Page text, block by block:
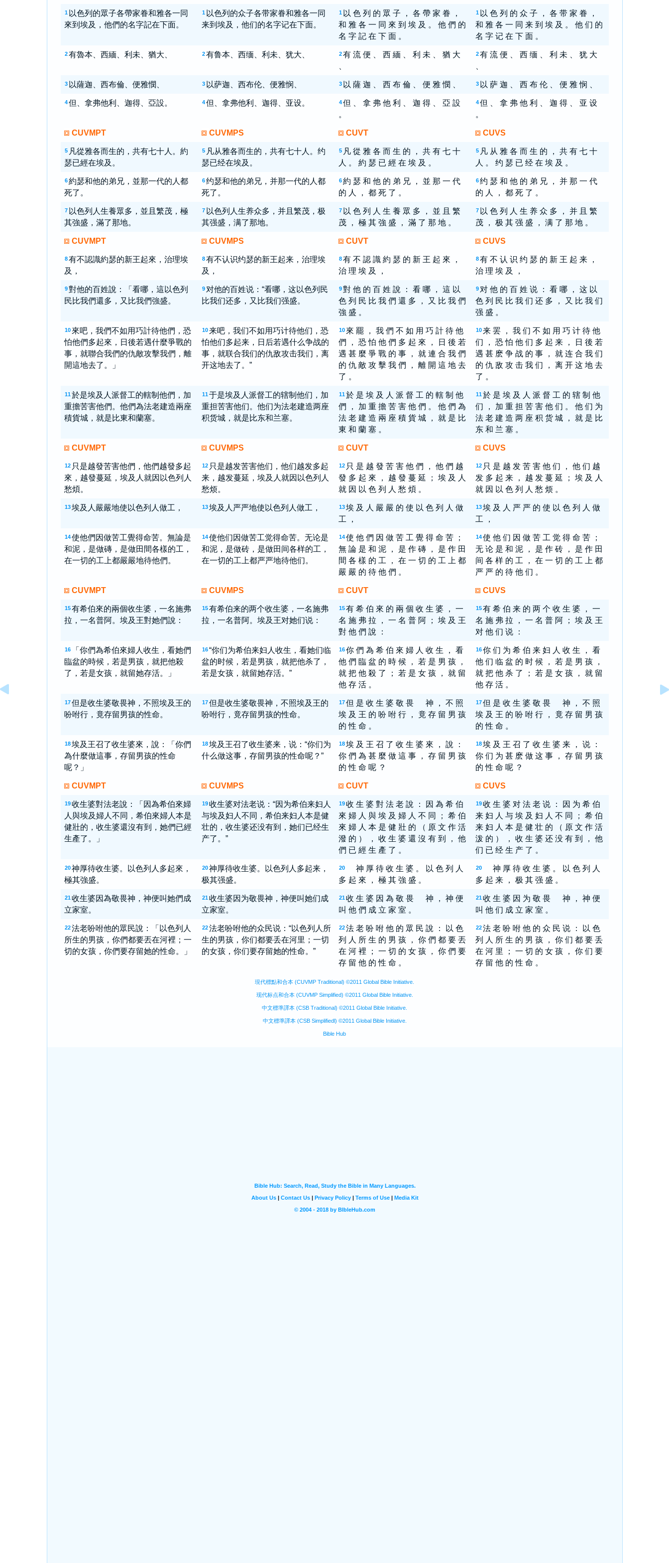
1 以色列的眾子各帶家眷和雅各一同
來到埃及，他們的名字記在下面。
1 以色列的众子各带家眷和雅各一同
来到埃及，他们的名字记在下面。
1 以 色 列 的 眾 子 ， 各 帶 家 眷 ，
和 雅 各 一 同 來 到 埃 及 。 他 們 的
名 字 記 在 下 面 。
1 以 色 列 的 众 子 ， 各 带 家 眷 ，
和 雅 各 一 同 来 到 埃 及 。 他 们 的
名 字 记 在 下 面 。
2 有魯本、西緬、利未、猶大、 2 有鲁本、西缅、利未、犹大、 2 有 流 便 、 西 緬 、 利 未 、 猶 大
2 有 流 便 、 西 缅 、 利 未 、 犹 大
3 以薩迦、西布倫、便雅憫、 3 以萨迦、西布伦、便雅悯、 3 以 薩 迦 、 西 布 倫 、 便 雅 憫 、 3 以 萨 迦 、 西 布 伦 、 便 雅 悯 、
4 但、拿弗他利、迦得、亞設。 4 但、拿弗他利、迦得、亚设。 4 但 、 拿 弗 他 利 、 迦 得 、 亞 設
。
4 但 、 拿 弗 他 利 、 迦 得 、 亚 设
。
CUVMPT CUVMPS CUVT CUVS
5 凡從雅各而生的，共有七十人。約
瑟已經在埃及。
5 凡从雅各而生的，共有七十人。约
瑟已经在埃及。
5 凡 從 雅 各 而 生 的 ， 共 有 七 十
人 。 約 瑟 已 經 在 埃 及 。
5 凡 从 雅 各 而 生 的 ， 共 有 七 十
人 。 约 瑟 已 经 在 埃 及 。
6 約瑟和他的弟兄，並那一代的人都
死了。
6 约瑟和他的弟兄，并那一代的人都
死了。
6 約 瑟 和 他 的 弟 兄 ， 並 那 一 代
的 人 ， 都 死 了 。
6 约 瑟 和 他 的 弟 兄 ， 并 那 一 代
的 人 ， 都 死 了 。
7 以色列人生養眾多，並且繁茂，極
其強盛，滿了那地。
7 以色列人生养众多，并且繁茂，极
其强盛，满了那地。
7 以 色 列 人 生 養 眾 多 ， 並 且 繁
茂 ， 極 其 強 盛 ， 滿 了 那 地 。
7 以 色 列 人 生 养 众 多 ， 并 且 繁
茂 ， 极 其 强 盛 ， 满 了 那 地 。
CUVMPT CUVMPS CUVT CUVS
8 有不認識約瑟的新王起來，治理埃
及，
8 有不认识约瑟的新王起来，治理埃
及，
8 有 不 認 識 約 瑟 的 新 王 起 來 ，
治 理 埃 及 ，
8 有 不 认 识 约 瑟 的 新 王 起 来 ，
治 理 埃 及 ，
9 對他的百姓說：「看哪，這以色列
民比我們還多，又比我們強盛。
9 对他的百姓说：“看哪，这以色列民
比我们还多，又比我们强盛。
9 對 他 的 百 姓 說 ： 看 哪 ， 這 以
色 列 民 比 我 們 還 多 ， 又 比 我 們
強 盛 。
9 对 他 的 百 姓 说 ： 看 哪 ， 这 以
色 列 民 比 我 们 还 多 ， 又 比 我 们
强 盛 。
10 來吧，我們不如用巧計待他們，恐
怕他們多起來，日後若遇什麼爭戰的
事，就聯合我們的仇敵攻擊我們，離
開這地去了。」
10 来吧，我们不如用巧计待他们，恐
怕他们多起来，日后若遇什么争战的
事，就联合我们的仇敌攻击我们，离
开这地去了。”
10 來 罷 ， 我 們 不 如 用 巧 計 待 他
們 ， 恐 怕 他 們 多 起 來 ， 日 後 若
遇 甚 麼 爭 戰 的 事 ， 就 連 合 我 們
的 仇 敵 攻 擊 我 們 ， 離 開 這 地 去
了 。
10 来 罢 ， 我 们 不 如 用 巧 计 待 他
们 ， 恐 怕 他 们 多 起 来 ， 日 後 若
遇 甚 麽 争 战 的 事 ， 就 连 合 我 们
的 仇 敌 攻 击 我 们 ， 离 开 这 地 去
了 。
11 於是埃及人派督工的轄制他們，加
重擔苦害他們。他們為法老建造兩座
積貨城，就是比東和蘭塞。
11 于是埃及人派督工的辖制他们，加
重担苦害他们。他们为法老建造两座
积货城，就是比东和兰塞。
11 於 是 埃 及 人 派 督 工 的 轄 制 他
們 ， 加 重 擔 苦 害 他 們 。 他 們 為
法 老 建 造 兩 座 積 貨 城 ， 就 是 比
東 和 蘭 塞 。
11 於 是 埃 及 人 派 督 工 的 辖 制 他
们 ， 加 重 担 苦 害 他 们 。 他 们 为
法 老 建 造 两 座 积 货 城 ， 就 是 比
东 和 兰 塞 。
CUVMPT CUVMPS CUVT CUVS
12 只是越發苦害他們，他們越發多起
來，越發蔓延，埃及人就因以色列人
愁煩。
12 只是越发苦害他们，他们越发多起
来，越发蔓延，埃及人就因以色列人
愁烦。
12 只 是 越 發 苦 害 他 們 ， 他 們 越
發 多 起 來 ， 越 發 蔓 延 ； 埃 及 人
就 因 以 色 列 人 愁 煩 。
12 只 是 越 发 苦 害 他 们 ， 他 们 越
发 多 起 来 ， 越 发 蔓 延 ； 埃 及 人
就 因 以 色 列 人 愁 烦 。
13 埃及人嚴嚴地使以色列人做工， 13 埃及人严严地使以色列人做工， 13 埃 及 人 嚴 嚴 的 使 以 色 列 人 做
工 ，
13 埃 及 人 严 严 的 使 以 色 列 人 做
工 ，
14 使他們因做苦工覺得命苦。無論是
和泥，是做磚，是做田間各樣的工，
在一切的工上都嚴嚴地待他們。
14 使他们因做苦工觉得命苦。无论是
和泥，是做砖，是做田间各样的工，
在一切的工上都严严地待他们。
14 使 他 們 因 做 苦 工 覺 得 命 苦 ；
無 論 是 和 泥 ， 是 作 磚 ， 是 作 田
間 各 樣 的 工 ， 在 一 切 的 工 上 都
嚴 嚴 的 待 他 們 。
14 使 他 们 因 做 苦 工 觉 得 命 苦 ；
无 论 是 和 泥 ， 是 作 砖 ， 是 作 田
间 各 样 的 工 ， 在 一 切 的 工 上 都
严 严 的 待 他 们 。
CUVMPT CUVMPS CUVT CUVS
15 有希伯來的兩個收生婆，一名施弗
拉，一名普阿。埃及王對她們說：
15 有希伯来的两个收生婆，一名施弗
拉，一名普阿。埃及王对她们说：
15 有 希 伯 來 的 兩 個 收 生 婆 ， 一
名 施 弗 拉 ， 一 名 普 阿 ； 埃 及 王
對 他 們 說 ：
15 有 希 伯 来 的 两 个 收 生 婆 ， 一
名 施 弗 拉 ， 一 名 普 阿 ； 埃 及 王
对 他 们 说 ：
16
「你們為希伯來婦人收生，看她們
臨盆的時候，若是男孩，就把他殺
了，若是女孩，就留她存活。」
16 “你们为希伯来妇人收生，看她们临
盆的时候，若是男孩，就把他杀了，
若是女孩，就留她存活。”
16 你 們 為 希 伯 來 婦 人 收 生 ， 看
他 們 臨 盆 的 時 候 ， 若 是 男 孩 ，
就 把 他 殺 了 ； 若 是 女 孩 ， 就 留
他 存 活 。
16 你 们 为 希 伯 来 妇 人 收 生 ， 看
他 们 临 盆 的 时 候 ， 若 是 男 孩 ，
就 把 他 杀 了 ； 若 是 女 孩 ， 就 留
他 存 活 。
17 但是收生婆敬畏神，不照埃及王的
吩咐行，竟存留男孩的性命。
17 但是收生婆敬畏神，不照埃及王的
吩咐行，竟存留男孩的性命。
17 但 是 收 生 婆 敬 畏 神 ， 不 照
埃 及 王 的 吩 咐 行 ， 竟 存 留 男 孩
的 性 命 。
17 但 是 收 生 婆 敬 畏 神 ， 不 照
埃 及 王 的 吩 咐 行 ， 竟 存 留 男 孩
的 性 命 。
18 埃及王召了收生婆來，說：「你們
為什麼做這事，存留男孩的性命
呢？」
18 埃及王召了收生婆来，说：“你们为
什么做这事，存留男孩的性命呢？”
18 埃 及 王 召 了 收 生 婆 來 ， 說 ：
你 們 為 甚 麼 做 這 事 ， 存 留 男 孩
的 性 命 呢 ？
18 埃 及 王 召 了 收 生 婆 来 ， 说 ：
你 们 为 甚 麽 做 这 事 ， 存 留 男 孩
的 性 命 呢 ？
CUVMPT CUVMPS CUVT CUVS
19 收生婆對法老說：「因為希伯來婦
人與埃及婦人不同，希伯來婦人本是
健壯的，收生婆還沒有到，她們已經
生產了。」
19 收生婆对法老说：“因为希伯来妇人
与埃及妇人不同，希伯来妇人本是健
壮的，收生婆还没有到，她们已经生
产了。”
19 收 生 婆 對 法 老 說 ： 因 為 希 伯
來 婦 人 與 埃 及 婦 人 不 同 ； 希 伯
來 婦 人 本 是 健 壯 的 （ 原 文 作 活
潑 的 ） ， 收 生 婆 還 沒 有 到 ， 他
們 已 經 生 產 了 。
19 收 生 婆 对 法 老 说 ： 因 为 希 伯
来 妇 人 与 埃 及 妇 人 不 同 ； 希 伯
来 妇 人 本 是 健 壮 的 （ 原 文 作 活
泼 的 ） ， 收 生 婆 还 没 有 到 ， 他
们 已 经 生 产 了 。
20 神厚待收生婆。以色列人多起來，
極其強盛。
20 神厚待收生婆。以色列人多起来，
极其强盛。
20
神 厚 待 收 生 婆 。 以 色 列 人
多 起 來 ， 極 其 強 盛 。
20
神 厚 待 收 生 婆 。 以 色 列 人
多 起 来 ， 极 其 强 盛 。
21 收生婆因為敬畏神，神便叫她們成
立家室。
21 收生婆因为敬畏神，神便叫她们成
立家室。
21 收 生 婆 因 為 敬 畏 神 ， 神 便
叫 他 們 成 立 家 室 。
21 收 生 婆 因 为 敬 畏 神 ， 神 便
叫 他 们 成 立 家 室 。
22 法老吩咐他的眾民說：「以色列人
所生的男孩，你們都要丟在河裡；一
切的女孩，你們要存留她的性命。」
22 法老吩咐他的众民说：“以色列人所
生的男孩，你们都要丢在河里；一切
的女孩，你们要存留她的性命。”
22 法 老 吩 咐 他 的 眾 民 說 ： 以 色
列 人 所 生 的 男 孩 ， 你 們 都 要 丟
在 河 裡 ； 一 切 的 女 孩 ， 你 們 要
存 留 他 的 性 命 。
22 法 老 吩 咐 他 的 众 民 说 ： 以 色
列 人 所 生 的 男 孩 ， 你 们 都 要 丢
在 河 里 ； 一 切 的 女 孩 ， 你 们 要
存 留 他 的 性 命 。
現代標點和合本 (CUVMP Traditional) ©2011 Global Bible Initiative.
现代标点和合本 (CUVMP Simplified) ©2011 Global Bible Initiative.
中文標準譯本 (CSB Traditional) ©2011 Global Bible Initiative.
中文標準譯本 (CSB Simplifiedl) ©2011 Global Bible Initiative.
Bible Hub